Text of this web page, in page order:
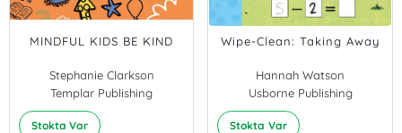
MINDFUL KIDS BE KIND
Stephanie Clarkson
Templar Publishing
Stokta Var
Wipe-Clean: Taking Away
Hannah Watson
Usborne Publishing
Stokta Var